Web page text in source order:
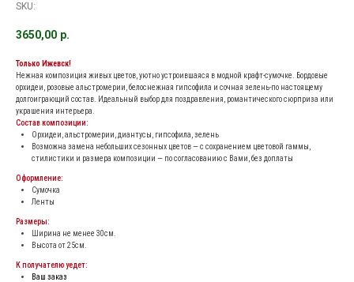
SKU:
3650,00 р.
Только Ижевск!
Нежная композиция живых цветов, уютно устроившаяся в модной крафт-сумочке. Бордовые
орхидеи, розовые альстромерии, белоснежная гипсофила и сочная зелень-по настоящему
долгоиграющий состав. Идеальный выбор для поздравления, романтического сюрприза или
украшения интерьера.
Состав композиции:
Орхидеи, альстромерии, диантусы, гипсофила, зелень
Возможна замена небольших сезонных цветов — с сохранением цветовой гаммы,
стилистики и размера композиции — по согласованию с Вами, без доплаты
Оформление:
Сумочка
Ленты
Размеры:
Ширина не менее 30см.
Высота от 25см.
К получателю уедет:
Ваш заказ